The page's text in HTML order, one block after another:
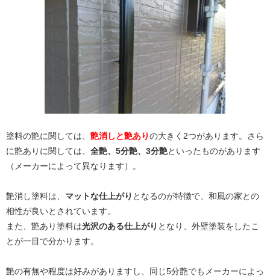
塗料の艶に関しては、 艶消しと艶ありの大きく2つがあります。さら
に艶ありに関しては、 全艶、5分艶、3分艶といったものがあります
（メーカーによって異なります）。
艶消し塗料は、 マットな仕上がり となるのが特徴で、和風の家との
相性が良いとされています。
また、艶あり塗料は光沢のある仕上がり となり、外壁塗装をしたこ
とが一目で分かります。
艶の有無や程度は好みがありますし、同じ5分艶でもメーカーによっ